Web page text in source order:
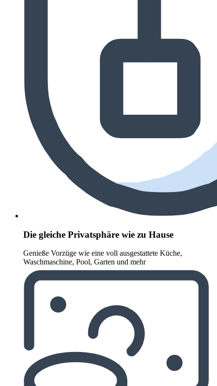
Die gleiche Privatsphäre wie zu Hause
Genieße Vorzüge wie eine voll ausgestattete Küche,
Waschmaschine, Pool, Garten und mehr